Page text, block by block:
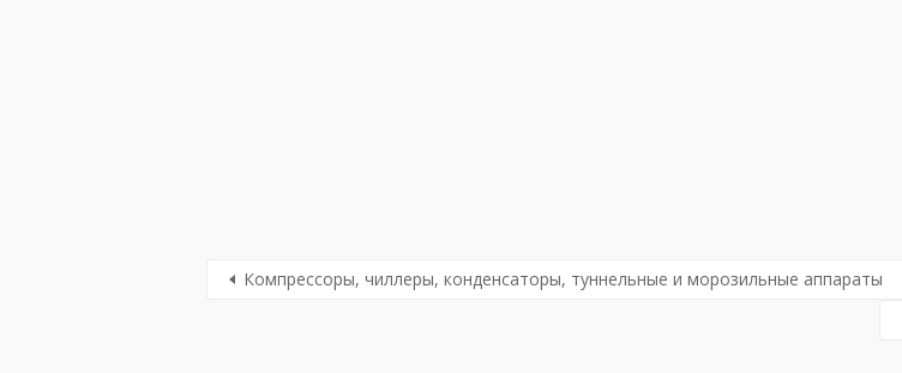
Компрессоры, чиллеры, конденсаторы, туннельные и морозильные аппараты